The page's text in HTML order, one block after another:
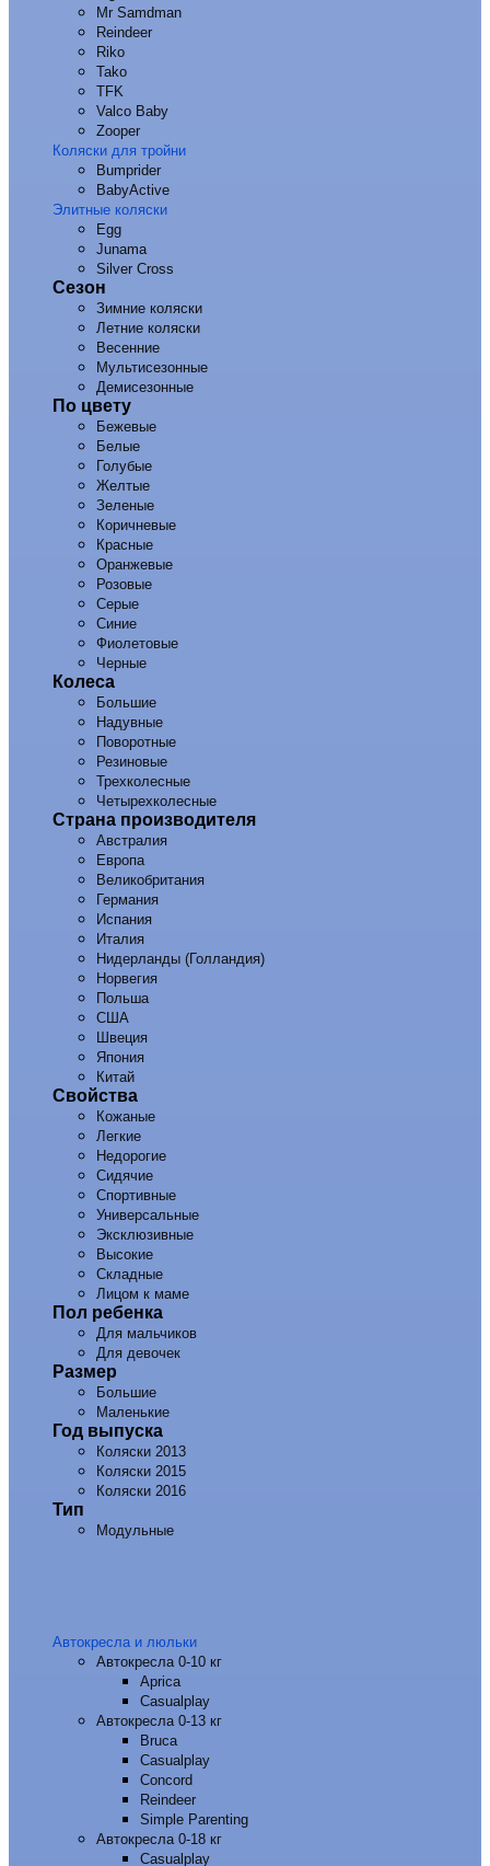
Mr Samdman
Reindeer
Riko
Tako
TFK
Valco Baby
Zooper
Коляски для тройни
Bumprider
BabyActive
Элитные коляски
Egg
Junama
Silver Cross
Сезон
Зимние коляски
Летние коляски
Весенние
Мультисезонные
Демисезонные
По цвету
Бежевые
Белые
Голубые
Желтые
Зеленые
Коричневые
Красные
Оранжевые
Розовые
Серые
Синие
Фиолетовые
Черные
Колеса
Большие
Надувные
Поворотные
Резиновые
Трехколесные
Четырехколесные
Страна производителя
Австралия
Европа
Великобритания
Германия
Испания
Италия
Нидерланды (Голландия)
Норвегия
Польша
США
Швеция
Япония
Китай
Свойства
Кожаные
Легкие
Недорогие
Сидячие
Спортивные
Универсальные
Эксклюзивные
Высокие
Складные
Лицом к маме
Пол ребенка
Для мальчиков
Для девочек
Размер
Большие
Маленькие
Год выпуска
Коляски 2013
Коляски 2015
Коляски 2016
Тип
Модульные
Автокресла и люльки
Автокресла 0-10 кг
Aprica
Casualplay
Автокресла 0-13 кг
Bruca
Casualplay
Concord
Reindeer
Simple Parenting
Автокресла 0-18 кг
Casualplay